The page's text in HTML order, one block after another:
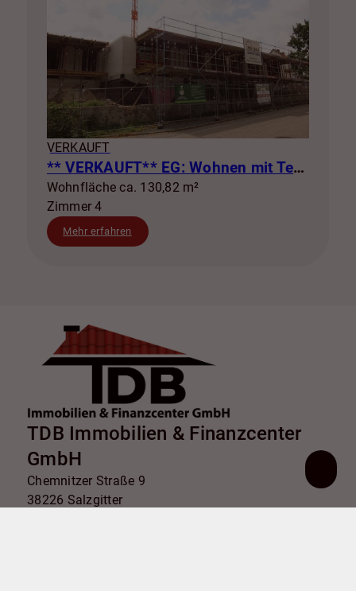
VERKAUFT
** VERKAUFT** EG: Wohnen mit Terrasse & eigenem Garten! WE1
Wohnfläche ca. 130,82 m²
Zimmer 4
Mehr erfahren
TDB Immobilien & Finanzcenter
GmbH
Chemnitzer Straße 9
38226 Salzgitter